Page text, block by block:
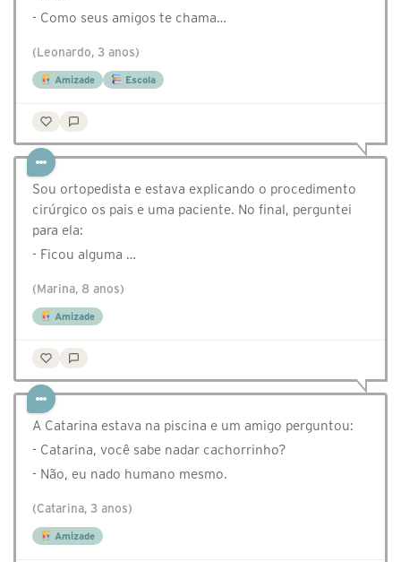
- Como seus amigos te chama…
(Leonardo, 3 anos)
Amizade Escola
Sou ortopedista e estava explicando o procedimento
cirúrgico os pais e uma paciente. No final, perguntei
para ela:
- Ficou alguma …
(Marina, 8 anos)
Amizade
A Catarina estava na piscina e um amigo perguntou:
- Catarina, você sabe nadar cachorrinho?
- Não, eu nado humano mesmo.
(Catarina, 3 anos)
Amizade